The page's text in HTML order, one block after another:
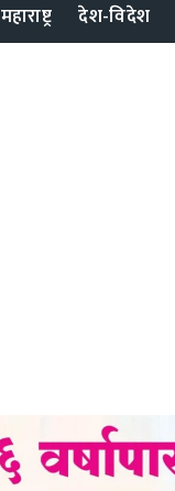
महाराष्ट्र देश-विदेश